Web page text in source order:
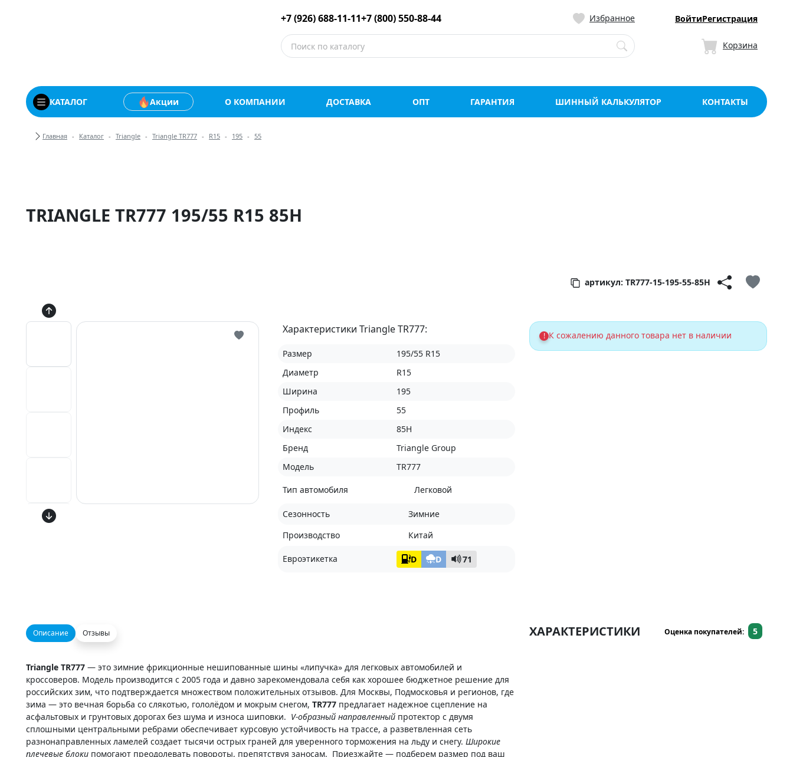
Купить автомобильные шины оптом и в розницу со склада в
+7 (926) 688-11-11+7 (800) 550-88-44 Избранное ВойтиРегистрация
Корзина
КАТАЛОГ Акции О КОМПАНИИ ДОСТАВКА ОПТ ГАРАНТИЯ ШИННЫЙ КАЛЬКУЛЯТОР КОНТАКТЫ
Хлебные крошки
Главная Каталог Triangle Triangle TR777 R15 195 55
TRIANGLE TR777 195/55 R15 85H
артикул: TR777-15-195-55-85H
Характеристики Triangle TR777:
Размер
195/55 R15
Диаметр
R15
Ширина
195
Профиль
55
Индекс
85H
Бренд
Triangle Group
Модель
TR777
Тип автомобиля Легковой
Сезонность
Зимние
Производство
Китай
Евроэтикетка D D 71
! К сожалению данного товара нет в наличии
Описание Отзывы
Triangle TR777 — это зимние фрикционные нешипованные шины «липучка» для легковых автомобилей и
кроссоверов. Модель производится с 2005 года и давно зарекомендовала себя как хорошее бюджетное решение для
российских зим, что подтверждается множеством положительных отзывов. Для Москвы, Подмосковья и регионов, где
зима — это вечная борьба со слякотью, гололёдом и мокрым снегом, TR777 предлагает надежное сцепление на
асфальтовых и грунтовых дорогах без шума и износа шиповки. V-образный направленный протектор с двумя
сплошными центральными ребрами обеспечивает курсовую устойчивость на трассе, а разветвленная сеть
разнонаправленных ламелей создает тысячи острых граней для уверенного торможения на льду и снегу. Широкие
плечевые блоки помогают преодолевать повороты, препятствуя заносам. Приезжайте — подберем размер под ваш
ХАРАКТЕРИСТИКИ Оценка покупателей: 5